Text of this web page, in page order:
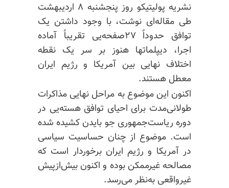
نشریه پولیتیکو روز پنجشنبه ۸ اردیبهشت
طی مقاله‌ای نوشت، با وجود داشتن یک
توافق حدوداً ۲۷صفحه‌یی تقریباً آماده
اجرا، دیپلماتها هنوز بر سر یک نقطه
اختلاف نهایی بین آمریکا و رژیم ایران
معطل هستند.
اکنون این موضوع به مراحل نهایی مذاکرات
طولانی‌مدت برای احیای توافق هسته‌یی در
دوره ریاست‌جمهوری جو بایدن کشیده شده
است. موضوع از چنان حساسیت سیاسی
در آمریکا و رژیم ایران برخوردار است که
مصالحه غیرممکن بوده و اکنون بیش‌از‌پیش
غیرواقعی به‌نظر می‌رسد.